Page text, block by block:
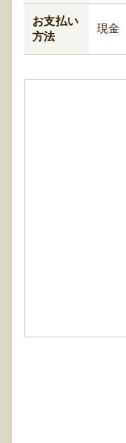
お支払い
方法
現金